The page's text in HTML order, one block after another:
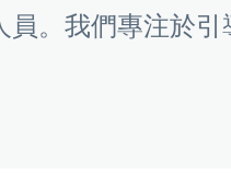
。我們專注於